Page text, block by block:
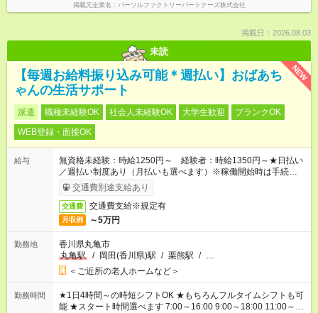
掲載元企業名 パーソルファクトリーパートナーズ株式会社
掲載日：2026.08.03
未読
NEW
【毎週お給料振り込み可能＊週払い】おばあち
ゃんの生活サポート
派遣 職種未経験OK 社会人未経験OK 大学生歓迎
ブランクOK
WEB登録・面接OK
給与
無資格未経験：時給1250円～ 経験者：時給1350円～★日払い
／週払い制度あり（月払いも選べます）※稼働開始時は手続き完
了次第のお支払いとなります。
交通費別途支給あり
交通費 交通費支給※規定有
月収例 ～5万円
勤務地
香川県丸亀市
丸亀駅
/ 岡田(香川県)駅 / 栗熊駅 / …
＜ご近所の老人ホームなど＞
勤務時間
★1日4時間～の時短シフトOK ★もちろんフルタイムシフトも可
能 ★スタート時間選べます 7:00～16:00 9:00～18:00 11:00～